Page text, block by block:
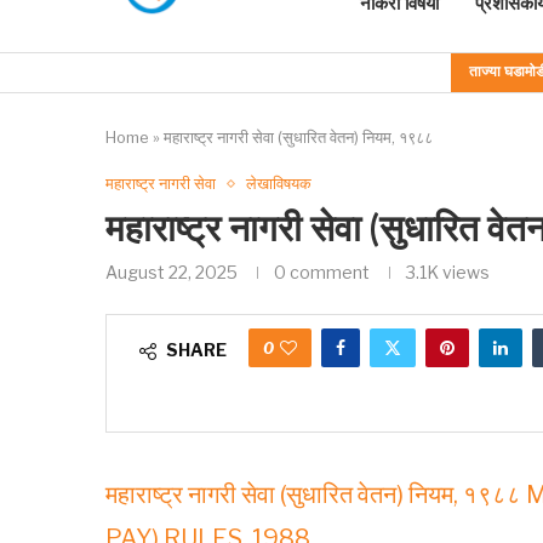
ताज्या
Home » महाराष्ट्र नागरी सेवा (सुधारित वेतन) नियम, १९८८
महाराष्ट्र नागरी सेवा लेखाविषयक
महाराष्ट्र नागरी सेवा (सुधारित
August 22, 2025 0 comment 3.1K views
SHARE 0
महाराष्ट्र नागरी सेवा (सुधारित वेतन) नियम,